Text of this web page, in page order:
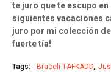
te juro que te escupo
siguientes vacaciones
juro por mi colección
fuerte tía!
Tags: Braceli TAFKADD